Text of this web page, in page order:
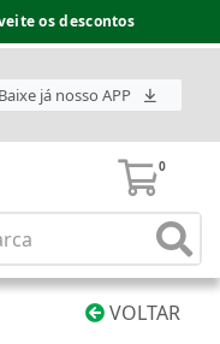
os descontos
Baixe já nosso APP
0
VOLTAR